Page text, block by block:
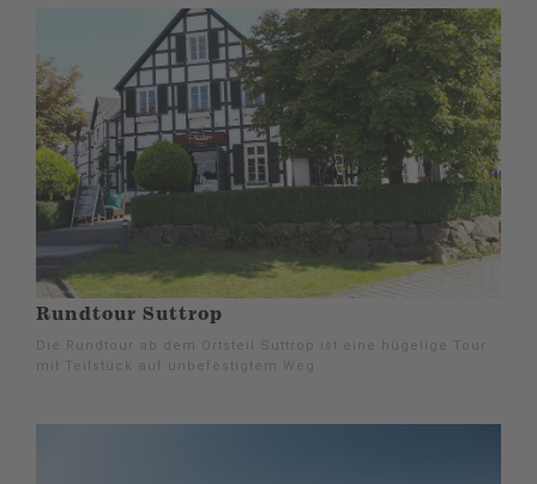
Rundtour Suttrop
Die Rundtour ab dem Ortsteil Suttrop ist eine hügelige Tour
mit Teilstück auf unbefestigtem Weg.